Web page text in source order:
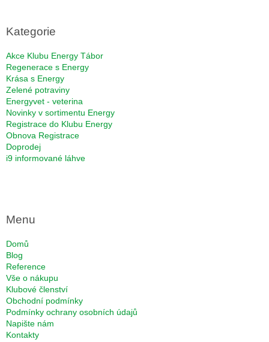
Kategorie
Akce Klubu Energy Tábor
Regenerace s Energy
Krása s Energy
Zelené potraviny
Energyvet - veterina
Novinky v sortimentu Energy
Registrace do Klubu Energy
Obnova Registrace
Doprodej
i9 informované láhve
Menu
Domů
Blog
Reference
Vše o nákupu
Klubové členství
Obchodní podmínky
Podmínky ochrany osobních údajů
Napište nám
Kontakty